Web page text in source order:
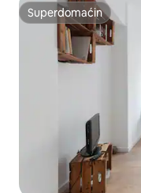
Superdomaćin
Superdomaćin